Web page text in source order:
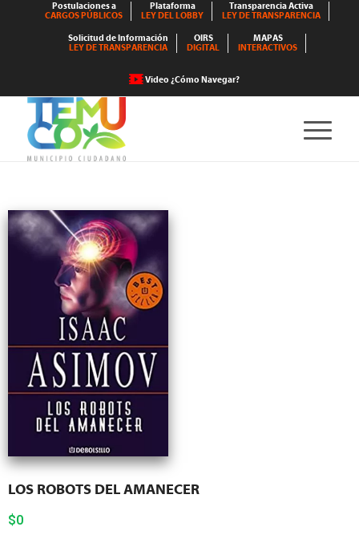
Postulaciones a
CARGOS PÚBLICOS
Plataforma
LEY DEL LOBBY
Transparencia Activa
LEY DE TRANSPARENCIA
Solicitud de Información
LEY DE TRANSPARENCIA
OIRS
DIGITAL
MAPAS
INTERACTIVOS
Video ¿Cómo Navegar?
LOS ROBOTS DEL AMANECER
$0